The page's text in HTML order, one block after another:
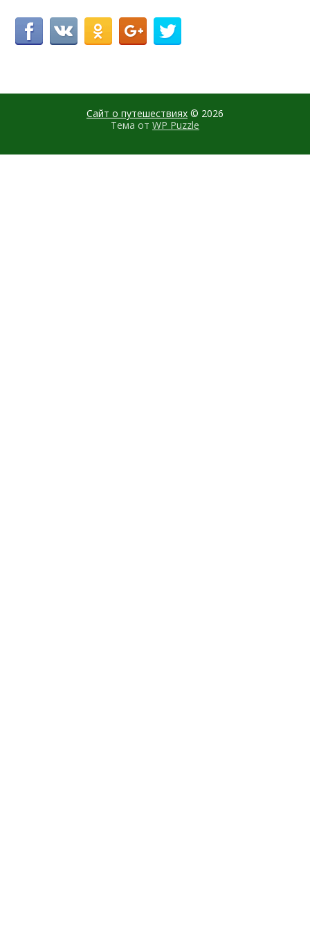
Сайт о путешествиях © 2026
Тема от WP Puzzle